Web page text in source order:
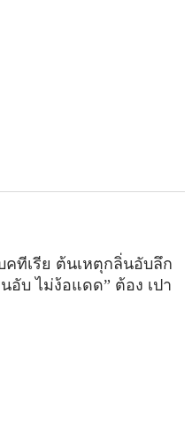
คทีเรีย ต้นเหตุกลิ่นอับลึก
บ ไม่ง้อแดด” ต้อง เปา